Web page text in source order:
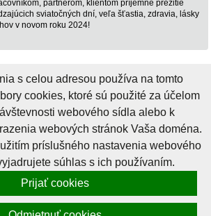
partnerom, klientom príjemné prežitie
sviatočných dní, veľa šťastia, zdravia, lásky
v novom roku 2024!
Financovanie
Región horná Nitra
Brownfields
Kontakt
Aktuality
Akčný plán
Ciele transformácie
Piliere Akčného plánu
Odkazy a dokumenty
s celou adresou používa na tomto
cookies, ktoré sú použité za účelom
webového sídla alebo k
webových stránok Vaša doména.
príslušného nastavenia webového
súhlas s ich používaním.
Prijať cookies